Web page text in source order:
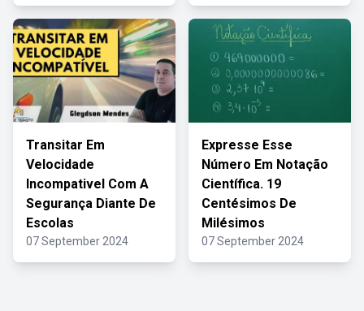
Transitar Em
Velocidade
Incompativel Com A
Segurança Diante De
Escolas
07 September 2024
Expresse Esse
Número Em Notação
Científica. 19
Centésimos De
Milésimos
07 September 2024